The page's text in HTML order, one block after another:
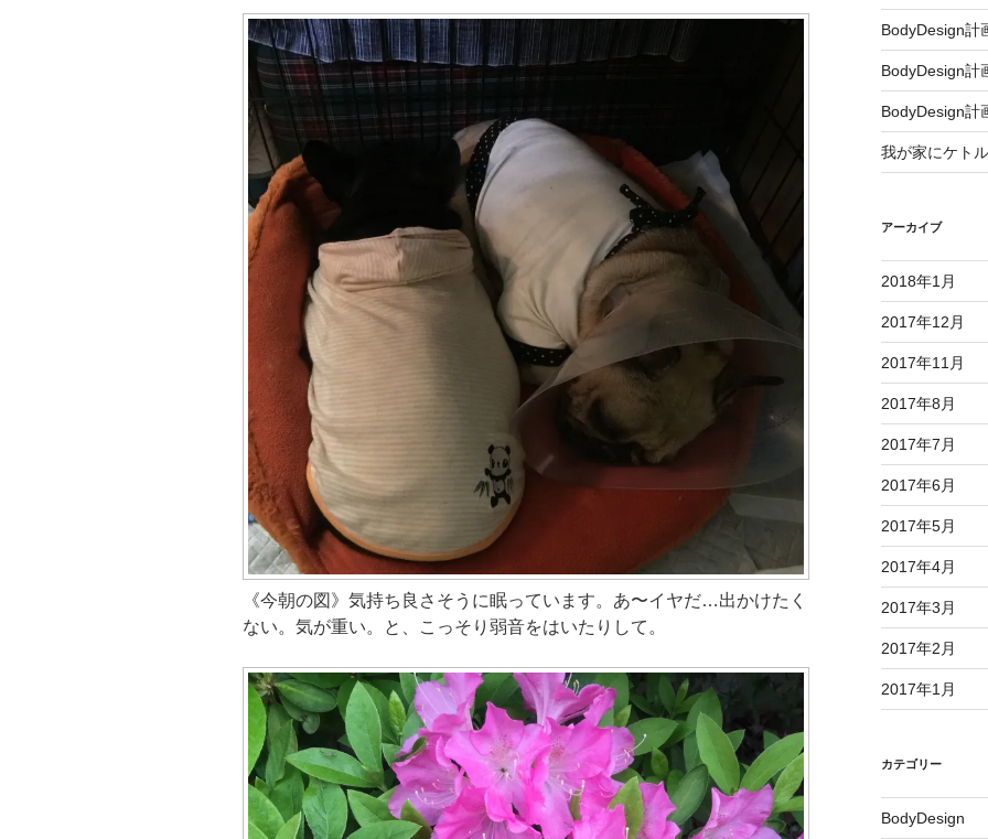
w
i
t
t
e
r
で
(
新
し
い
ウ
ィ
ン
で
k
で
共
有
す
る
に
ク
ッ
て
く
新
し
い
ウ
ィ
ド
ウ
で
開
き
ま
す
)
て
な
ブ
ッ
ク
マ
ー
ン
ド
ウ
で
開
き
ま
e
e
d
l
y
で
購
(
新
ウ
で
開
き
ま
す
《今朝の図》気持ち良さそうに眠っています。あ〜イヤだ…出かけたく
ない。気が重い。と、こっそり弱音をはいたりして。
BodyDesign計
BodyDesign計
BodyDesign計
我が家にケト
アーカイブ
2018年1月
2017年12月
2017年11月
2017年8月
2017年7月
2017年6月
2017年5月
2017年4月
2017年3月
2017年2月
2017年1月
カテゴリー
BodyDesign